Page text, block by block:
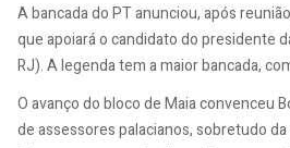
A bancada do PT anunciou, após
que apoiará o candidato do presidente
RJ). A legenda tem a maior bancada,
O avanço do bloco de Maia convenceu
de assessores palacianos, sobretudo